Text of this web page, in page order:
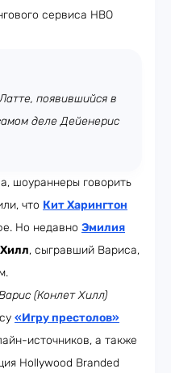
сервиса HBO
появившийся в
деле Дейенерис
шоураннеры говорить
что Кит Харингтон
Но недавно Эмилия
, сыгравший Вариса,
(Конлет Хилл)
«Игру престолов»
источников, а также
Hollywood Branded